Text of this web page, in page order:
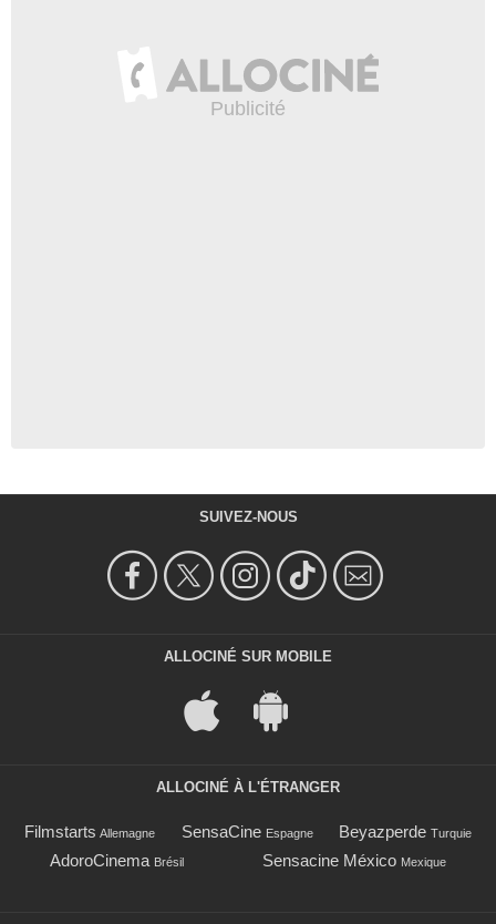
SUIVEZ-NOUS
ALLOCINÉ SUR MOBILE
ALLOCINÉ À L'ÉTRANGER
Filmstarts Allemagne SensaCine Espagne Beyazperde Turquie
AdoroCinema Brésil Sensacine México Mexique